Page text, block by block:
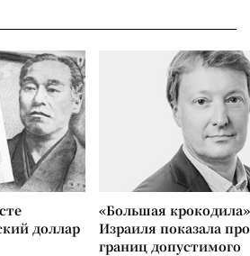
доллар
«Большая
Израиля показала
границ допустимого